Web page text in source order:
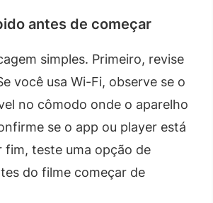
antes de começar
simples. Primeiro, revise
você usa Wi-Fi, observe se o
no cômodo onde o aparelho
se o app ou player está
fim, teste uma opção de
do filme começar de